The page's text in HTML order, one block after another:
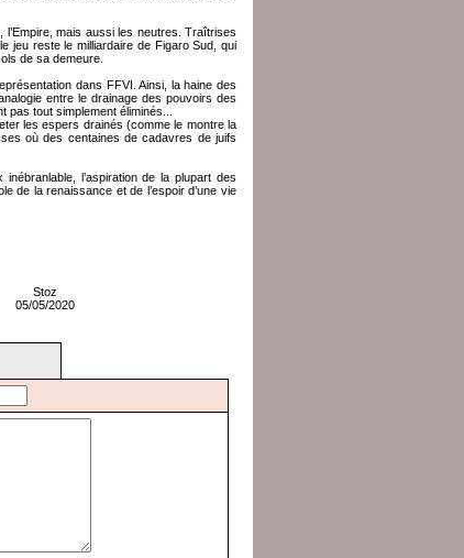
mais aussi les neutres. Traîtrises
jeu reste le milliardaire de Figaro Sud, qui
de sa demeure.
dans FFVI. Ainsi, la haine des
entre le drainage des pouvoirs des
tout simplement éliminés...
les espers drainés (comme le montre la
où des centaines de cadavres de juifs
l’aspiration de la plupart des
de la renaissance et de l’espoir d’une vie
Stoz
05/05/2020